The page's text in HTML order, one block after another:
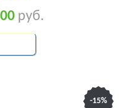
руб.
-15%